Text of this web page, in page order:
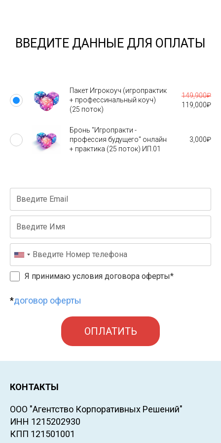
ВВЕДИТЕ ДАННЫЕ ДЛЯ ОПЛАТЫ
Пакет Игрокоуч (игропрактик
+ профессинальный коуч)
(25 поток)
149,900₽
119,000₽
Бронь "Игропракти -
профессия будущего" онлайн
+ практика (25 поток) ИП.01
3,000₽
Я принимаю условия договора оферты*
*договор оферты
ОПЛАТИТЬ
КОНТАКТЫ
ООО "Агентство Корпоративных Решений"
ИНН 1215202930
КПП 121501001